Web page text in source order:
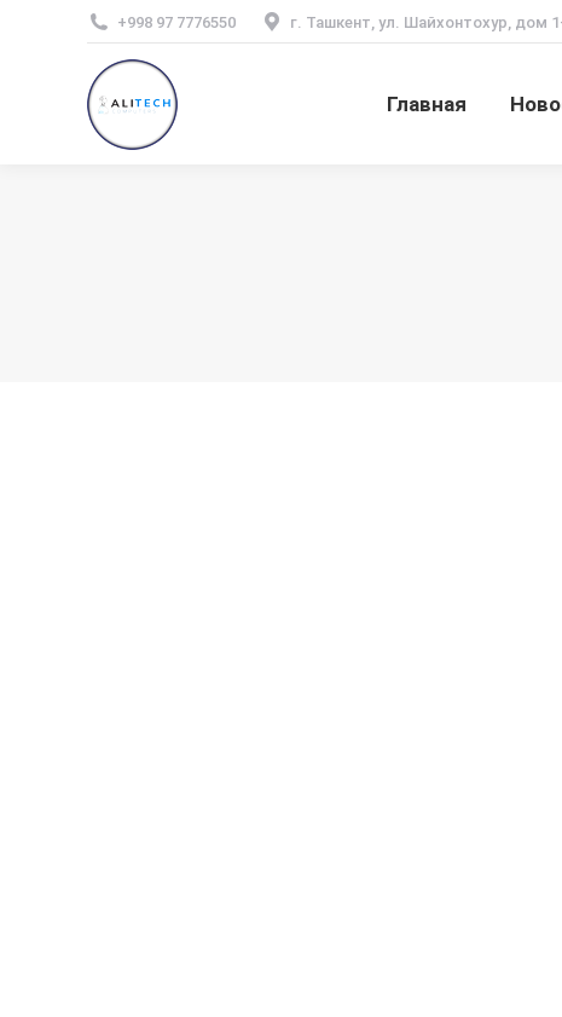
+998 97 7776550 г. Ташкент, ул. Шайхонтохур, дом
Главная